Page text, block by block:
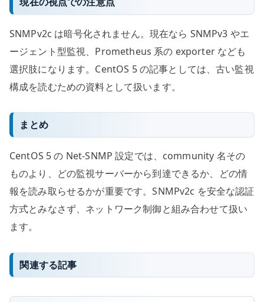
SNMPv2c は暗号化されません。現在なら SNMPv3 やエ
ージェント型監視、Prometheus 系の exporter なども
選択肢になります。CentOS 5 の記事としては、古い監視
構成を読むための資料として扱います。
まとめ
CentOS 5 の Net-SNMP 設定では、community 名その
ものより、どの監視サーバーから到達できるか、どの情
報を読み取らせるかが重要です。SNMPv2c を安全な認証
方式とみなさず、ネットワーク制御と組み合わせて扱い
ます。
関連する記事